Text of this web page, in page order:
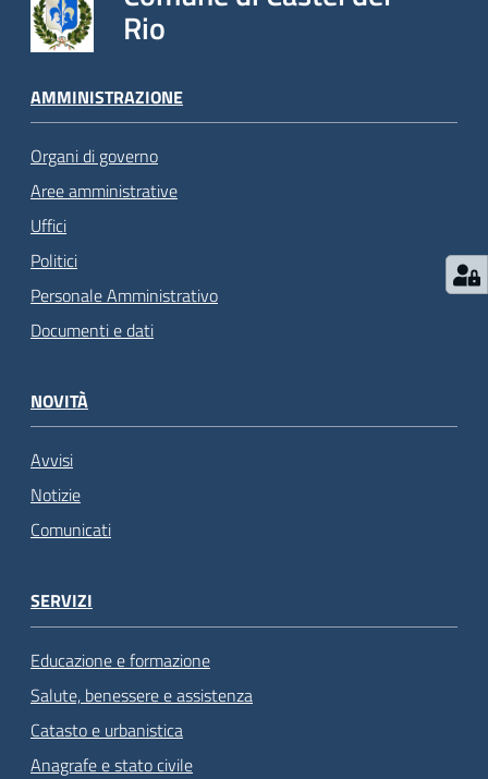
Rio
AMMINISTRAZIONE
Organi di governo
Aree amministrative
Uffici
Politici
Personale Amministrativo
Documenti e dati
NOVITÀ
Avvisi
Notizie
Comunicati
SERVIZI
Educazione e formazione
Salute, benessere e assistenza
Catasto e urbanistica
Anagrafe e stato civile